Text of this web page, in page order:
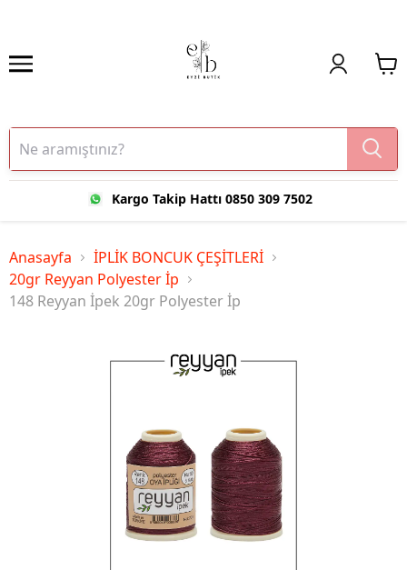
Kargo Takip Hattı 0850 309 7502
Anasayfa
İPLİK BONCUK ÇEŞİTLERİ
20gr Reyyan Polyester İp
148 Reyyan İpek 20gr Polyester İp